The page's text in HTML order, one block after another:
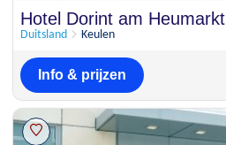
Hotel Dorint am Heumarkt
Duitsland Keulen
Info & prijzen